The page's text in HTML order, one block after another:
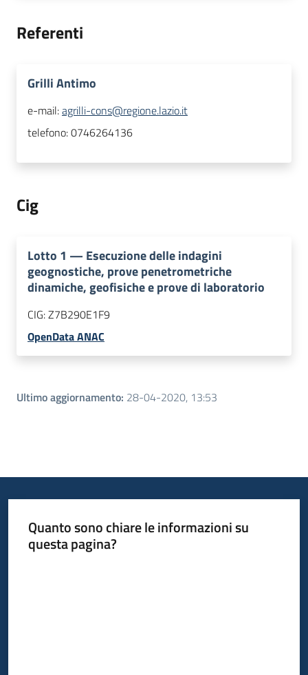
Referenti
Grilli Antimo
e-mail:agrilli-cons@regione.lazio.it
telefono:0746264136
Cig
Lotto 1 — Esecuzione delle indagini
geognostiche, prove penetrometriche
dinamiche, geofisiche e prove di laboratorio
CIG:Z7B290E1F9
OpenData ANAC
Ultimo aggiornamento: 28-04-2020, 13:53
Quanto sono chiare le informazioni su
questa pagina?